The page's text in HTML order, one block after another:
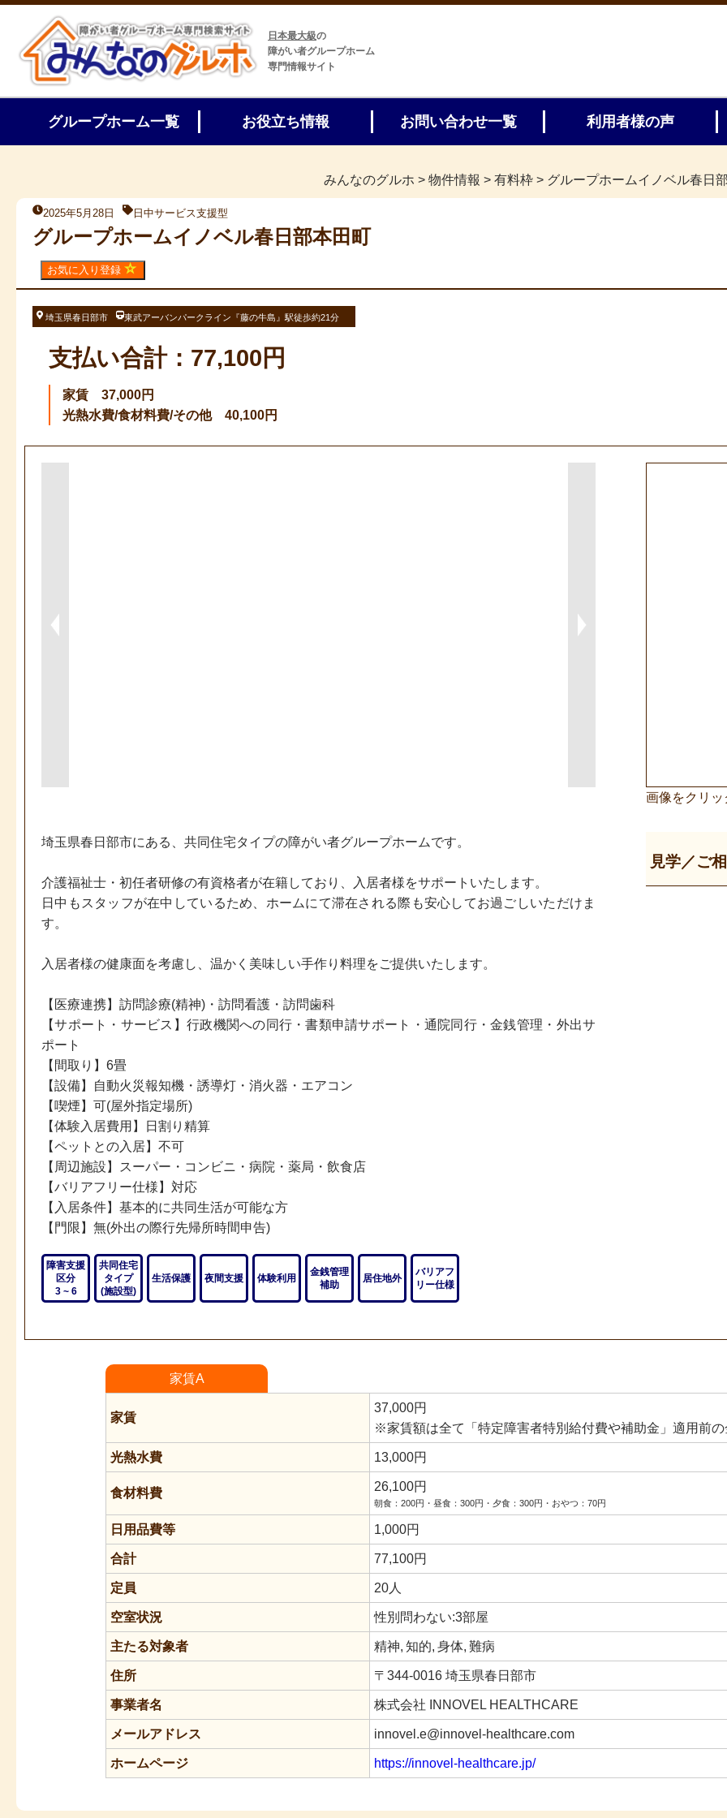
日本最大級の
障がい者グループホーム
専門情報サイト
グループホーム一覧 お役立ち情報 お問い合わせ一覧 利用者様の声
みんなのグルホ > 物件情報 > 有料枠> グループホームイノベル春日
2025年5月28日 日中サービス支援型
グループホームイノベル春日部本田町
お気に入り登録
埼玉県春日部市 東武アーバンパークライン『藤の牛島』駅徒歩約21分
支払い合計：77,100円
家賃 37,000円
光熱水費/食材料費/その他 40,100円
画像をクリ
埼玉県春日部市にある、共同住宅タイプの障がい者グループホームです。
介護福祉士・初任者研修の有資格者が在籍しており、入居者様をサポートいたします。
日中もスタッフが在中しているため、ホームにて滞在される際も安心してお過ごしいただけま
す。
入居者様の健康面を考慮し、温かく美味しい手作り料理をご提供いたします。
【医療連携】訪問診療(精神)・訪問看護・訪問歯科
【サポート・サービス】行政機関への同行・書類申請サポート・通院同行・金銭管理・外出サ
ポート
【間取り】6畳
【設備】自動火災報知機・誘導灯・消火器・エアコン
【喫煙】可(屋外指定場所)
【体験入居費用】日割り精算
【ペットとの入居】不可
【周辺施設】スーパー・コンビニ・病院・薬局・飲食店
【バリアフリー仕様】対応
【入居条件】基本的に共同生活が可能な方
【門限】無(外出の際行先帰所時間申告)
見学／ご
障害支援
区分
3 ~ 6
共同住宅
タイプ
(施設型)
生活保護 夜間支援 体験利用
金銭管理
補助
居住地外
バリアフ
リー仕様
家賃A
家賃
37,000円
※家賃額は全て「特定障害者特別給付費や補助金」適用前
光熱水費 13,000円
食材料費 26,100円
朝食：200円・昼食：300円・夕食：300円・おやつ：70円
日用品費等 1,000円
合計 77,100円
定員 20人
空室状況 性別問わない:3部屋
主たる対象者 精神, 知的, 身体, 難病
住所 〒344-0016 埼玉県春日部市
事業者名 株式会社 INNOVEL HEALTHCARE
メールアドレス innovel.e@innovel-healthcare.com
ホームページ https://innovel-healthcare.jp/